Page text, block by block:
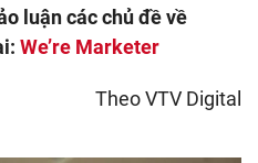
luận các chủ đề về
We’re Marketer
Theo VTV Digital